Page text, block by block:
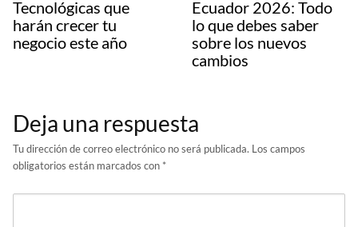
Tecnológicas que
harán crecer tu
negocio este año
Ecuador 2026: Todo
lo que debes saber
sobre los nuevos
cambios
Deja una respuesta
Tu dirección de correo electrónico no será publicada. Los campos
obligatorios están marcados con *